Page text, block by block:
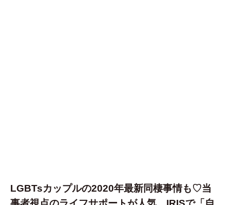
LGBTsカップルの2020年最新同棲事情も♡当